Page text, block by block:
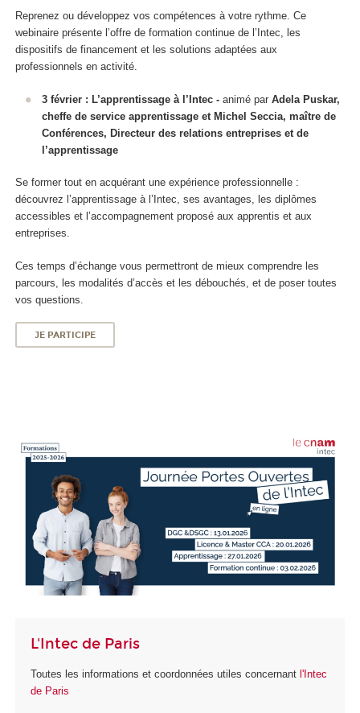
Reprenez ou développez vos compétences à votre rythme. Ce
webinaire présente l’offre de formation continue de l’Intec, les
dispositifs de financement et les solutions adaptées aux
professionnels en activité.
3 février : L’apprentissage à l’Intec - animé parAdela Puskar,
cheffe de service apprentissage et Michel Seccia, maître de
Conférences, Directeur des relations entreprises et de
l’apprentissage
Se former tout en acquérant une expérience professionnelle :
découvrez l’apprentissage à l’Intec, ses avantages, les diplômes
accessibles et l’accompagnement proposé aux apprentis et aux
entreprises.
Ces temps d’échange vous permettront de mieux comprendre les
parcours, les modalités d’accès et les débouchés, et de poser toutes
vos questions.
JE PARTICIPE
L'Intec de Paris
Toutes les informations et coordonnées utiles concernant l'Intec
de Paris